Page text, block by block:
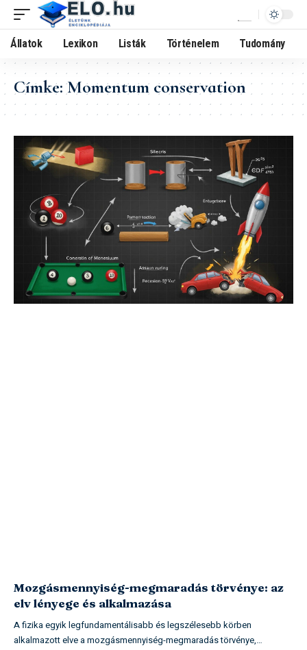
Állatok Lexikon Listák Történelem Tudomány
Címke:Momentum conservation
Mozgásmennyiség-megmaradás törvénye: az
elv lényege és alkalmazása
A fizika egyik legfundamentálisabb és legszélesebb körben
alkalmazott elve a mozgásmennyiség-megmaradás törvénye,…